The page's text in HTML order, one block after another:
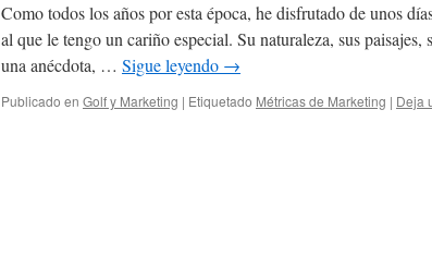
Como todos los años por esta época, he disfrutado de unos
al que le tengo un cariño especial. Su naturaleza, sus paisajes,
una anécdota, … Sigue leyendo →
Publicado en Golf y Marketing | Etiquetado Métricas de Marketing | Deja